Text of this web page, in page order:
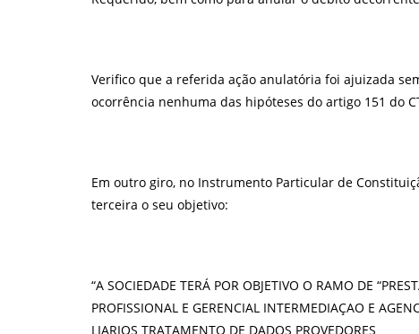
Verifico que a referida ação anulatória foi ajuizada
ocorrência nenhuma das hipóteses do artigo 151 do
Em outro giro, no Instrumento Particular de
terceira o seu objetivo:
“A SOCIEDADE TERÁ POR OBJETIVO O RAMO DE
PROFISSIONAL E GERENCIAL INTERMEDIAÇAO E
LIARIOS TRATAMENTO DE DADOS PROVEDORES